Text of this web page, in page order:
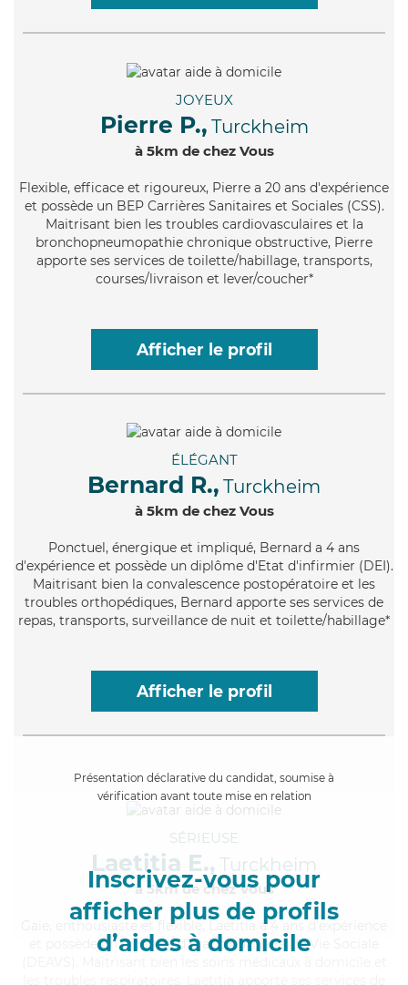
JOYEUX
Pierre P., Turckheim
à 5km de chez Vous
Flexible, efficace et rigoureux, Pierre a 20 ans d'expérience
et possède un BEP Carrières Sanitaires et Sociales (CSS).
Maitrisant bien les troubles cardiovasculaires et la
bronchopneumopathie chronique obstructive, Pierre
apporte ses services de toilette/habillage, transports,
courses/livraison et lever/coucher*
Afficher le profil
ÉLÉGANT
Bernard R., Turckheim
à 5km de chez Vous
Ponctuel, énergique et impliqué, Bernard a 4 ans
d'expérience et possède un diplôme d'Etat d'infirmier (DEI).
Maitrisant bien la convalescence postopératoire et les
troubles orthopédiques, Bernard apporte ses services de
repas, transports, surveillance de nuit et toilette/habillage*
Afficher le profil
Présentation déclarative du candidat, soumise à
vérification avant toute mise en relation
Inscrivez-vous pour
afficher plus de profils
d’aides à domicile
SÉRIEUSE
Laetitia E., Turckheim
à 5km de chez Vous
, enthousiaste et flexible, Laetitia a 4 ans d'expérience
et possède un diplôme d'État d'Auxiliaire de Vie Sociale